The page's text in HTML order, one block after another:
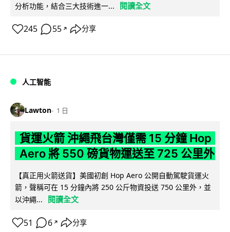
分析功能，結合三大技術進一...
閱讀全文
245 55 ↗ 分享
人工智能
Lawton 1 日
貨運火箭 沖繩飛台灣僅需 15 分鐘 Hop
Aero 將 550 磅貨物運送至 725 公里外
【真正用火箭送貨】美國初創 Hop Aero 公開自動駕駛貨運火
箭，聲稱可在 15 分鐘內將 250 公斤物資投送 750 公里外，並
以沖繩...
閱讀全文
51 6 ↗ 分享